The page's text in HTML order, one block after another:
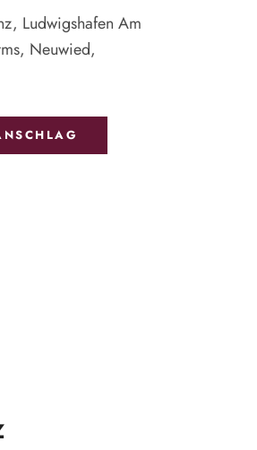
Ludwigshafen Am
Neuwied,